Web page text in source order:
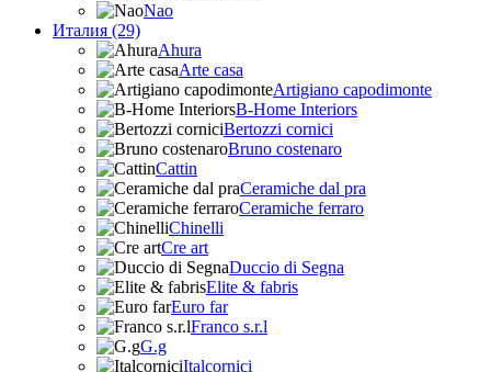
Nao
Италия (29)
Ahura
Arte casa
Artigiano capodimonte
B-Home Interiors
Bertozzi cornici
Bruno costenaro
Cattin
Ceramiche dal pra
Ceramiche ferraro
Chinelli
Cre art
Duccio di Segna
Elite & fabris
Euro far
Franco s.r.l
G.g
Italcornici